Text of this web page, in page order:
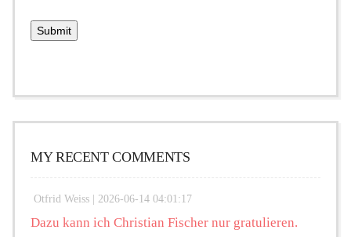
MY RECENT COMMENTS
Otfrid Weiss | 2026-06-14 04:01:17
Dazu kann ich Christian Fischer nur gratulieren.